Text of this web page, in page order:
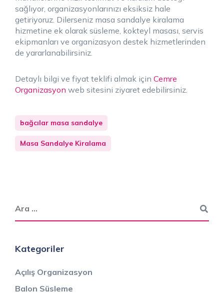
sağlıyor, organizasyonlarınızı eksiksiz hale
getiriyoruz. Dilerseniz masa sandalye kiralama
hizmetine ek olarak süsleme, kokteyl masası, servis
ekipmanları ve organizasyon destek hizmetlerinden
de yararlanabilirsiniz.
Detaylı bilgi ve fiyat teklifi almak için Cemre
Organizasyon web sitesini ziyaret edebilirsiniz.
bağcılar masa sandalye
Masa Sandalye Kiralama
Kategoriler
Açılış Organizasyon
Balon Süsleme